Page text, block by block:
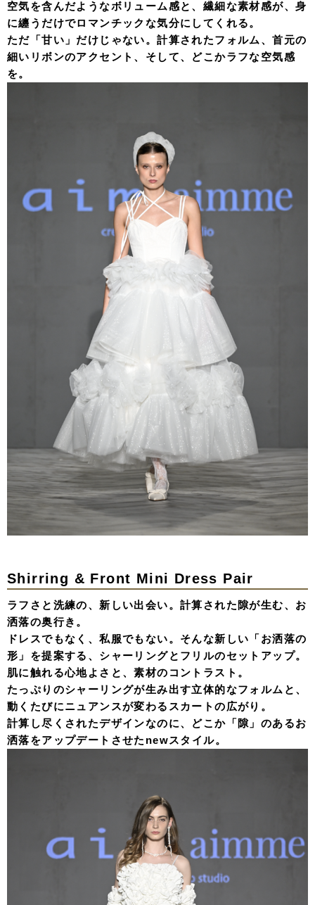
空気を含んだようなボリューム感と、繊細な素材感が、身
に纏うだけでロマンチックな気分にしてくれる。
ただ「甘い」だけじゃない。計算されたフォルム、首元の
細いリボンのアクセント、そして、どこかラフな空気感
を。
Shirring & Front Mini Dress Pair
ラフさと洗練の、新しい出会い。計算された隙が生む、お
洒落の奥行き。
ドレスでもなく、私服でもない。そんな新しい「お洒落の
形」を提案する、シャーリングとフリルのセットアップ。
肌に触れる心地よさと、素材のコントラスト。
たっぷりのシャーリングが生み出す立体的なフォルムと、
動くたびにニュアンスが変わるスカートの広がり。
計算し尽くされたデザインなのに、どこか「隙」のあるお
洒落をアップデートさせたnewスタイル。